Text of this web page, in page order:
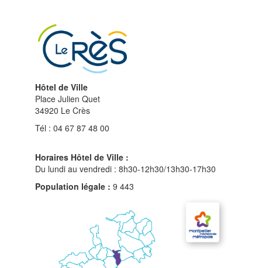
Hôtel de Ville
Place Julien Quet
34920 Le Crès
Tél : 04 67 87 48 00
Horaires Hôtel de Ville :
Du lundi au vendredi : 8h30-12h30/13h30-17h30
Population légale : 9 443